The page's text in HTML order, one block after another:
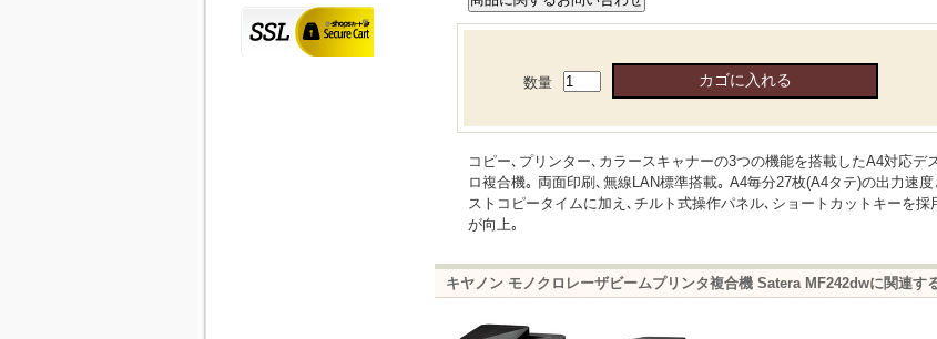
数量
コピー､プリンター､カラースキャナーの3つの機能を搭載したA4対応デ
ロ複合機｡ 両面印刷､無線LAN標準搭載｡ A4毎分27枚(A4タテ)の出力速
ストコピータイムに加え､チルト式操作パネル､ショートカットキーを採
が向上｡
キヤノン モノクロレーザビームプリンタ複合機 Satera MF242dwに関連す